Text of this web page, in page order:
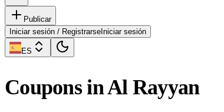
Publicar
Iniciar sesión / Registrarse Iniciar sesión
ES
Coupons in Al Rayyan